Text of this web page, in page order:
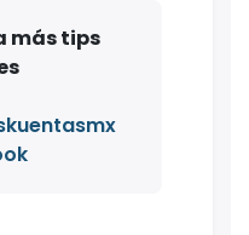
más tips